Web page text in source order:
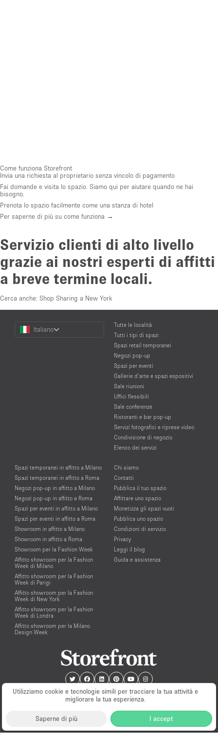
Utilizziamo cookie e tecnologie simili per tracciare la tua attività e
migliorare la tua esperienza.
Saperne di più I accept
Come funziona Storefront
Invia una richiesta al proprietario senza vincolo di pagamento
Fai domande e visita lo spazio. Siamo qui per aiutare quando ne hai
bisogno.
Prenota lo spazio facilmente come una stanza di hotel
Per saperne di più su come funziona →
Servizio clienti di alto livello
grazie ai nostri esperti di affitti
a breve termine locali.
Cerca anche: Shop Sharing a New York
Choose
Language
Italiano
Tutte le località
Tutti i tipi di spazi
Spazi retail temporanei
Negozi pop-up
Spazi per eventi
Gallerie d’arte e spazi espositivi
Sale riunioni
Uffici flessibili
Sale conferenze
Ristoranti e bar pop-up
Servizi fotografici e riprese video
Condivisione di negozio
Elenco dei servizi
Spazi temporanei in affitto a Milano
Spazi temporanei in affitto a Roma
Negozi pop-up in affitto a Milano
Negozi pop-up in affitto a Roma
Spazi per eventi in affitto a Milano
Spazi per eventi in affitto a Roma
Showroom in affitto a Milano
Showroom in affitto a Roma
Showroom per la Fashion Week
Affitto showroom per la Fashion
Week di Milano
Affitto showroom per la Fashion
Week di Parigi
Affitto showroom per la Fashion
Week di New York
Affitto showroom per la Fashion
Week di Londra
Affitto showroom per la Milano
Design Week
Chi siamo
Contatti
Pubblica il tuo spazio
Affittare uno spazio
Monetizza gli spazi vuoti
Pubblica uno spazio
Condizioni di servizio
Privacy
Leggi il blog
Guida e assistenza
Milano